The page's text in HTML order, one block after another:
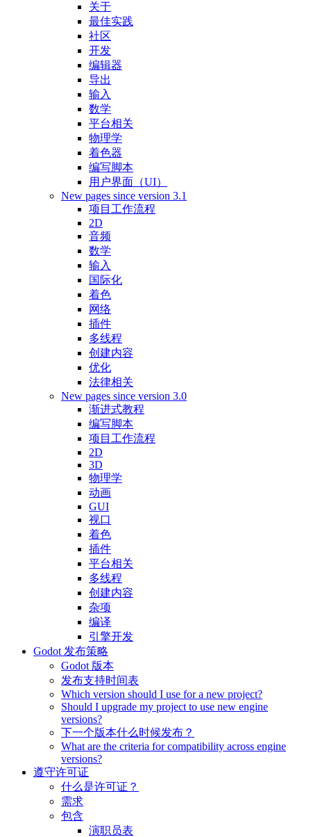
关于
最佳实践
社区
开发
编辑器
导出
输入
数学
平台相关
物理学
着色器
编写脚本
用户界面（UI）
New pages since version 3.1
项目工作流程
2D
音频
数学
输入
国际化
着色
网络
插件
多线程
创建内容
优化
法律相关
New pages since version 3.0
渐进式教程
编写脚本
项目工作流程
2D
3D
物理学
动画
GUI
视口
着色
插件
平台相关
多线程
创建内容
杂项
编译
引擎开发
Godot 发布策略
Godot 版本
发布支持时间表
Which version should I use for a new project?
Should I upgrade my project to use new engine
versions?
下一个版本什么时候发布？
What are the criteria for compatibility across engine
versions?
遵守许可证
什么是许可证？
需求
包含
演职员表